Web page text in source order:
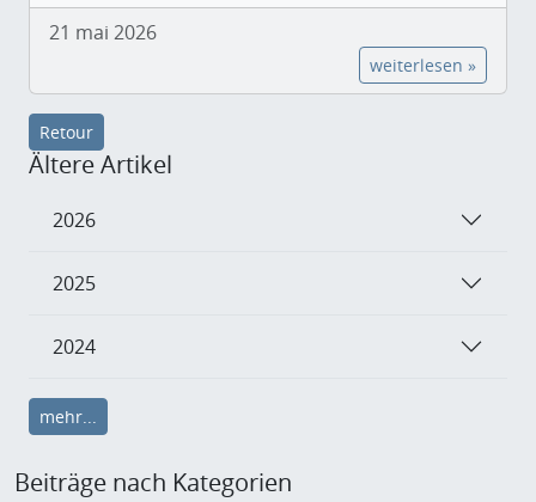
21 mai 2026
weiterlesen »
Retour
Ältere Artikel
2026
2025
2024
mehr...
Beiträge nach Kategorien